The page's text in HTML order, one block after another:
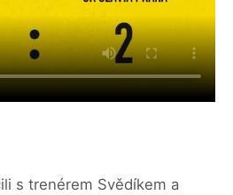
s trenérem Svědíkem a